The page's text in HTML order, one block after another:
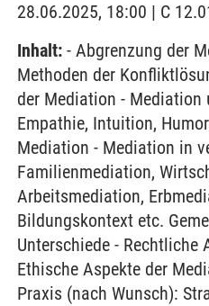
28.06.2025, 18:00 | C
Inhalt: - Abgrenzung der
Methoden der
der Mediation - Mediation
Empathie, Intuition,
Mediation - Mediation in
Familienmediation,
Arbeitsmediation,
Bildungskontext etc.
Unterschiede - Rechtliche
Ethische Aspekte der
Praxis (nach Wunsch):